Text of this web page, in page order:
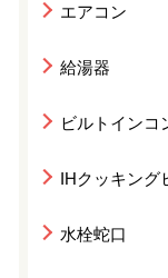
エアコン
給湯器
ビルトインコ
IHクッキング
水栓蛇口